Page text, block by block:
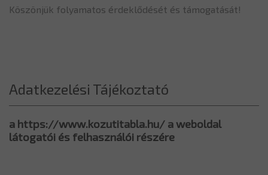
Köszönjük folyamatos érdeklődését és támogatását!
Adatkezelési Tájékoztató
a https://www.kozutitabla.hu/ a weboldal
látogatói és felhasználói részére